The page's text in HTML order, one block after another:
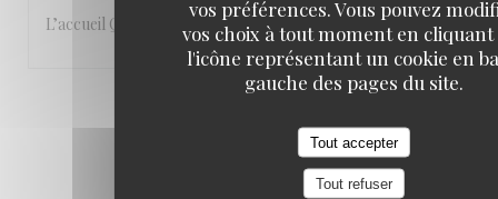
vos préférences. Vous pouvez
vos choix à tout moment en
l'icône représentant un cookie en
gauche des pages du site.
Tout accepter
Tout refuser
L’accueil Qualité du service Le site: en bord de Seine